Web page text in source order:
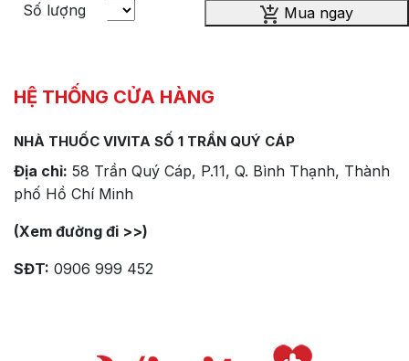
Số lượng
Mua ngay
HỆ THỐNG CỬA HÀNG
NHÀ THUỐC VIVITA SỐ 1 TRẦN QUÝ CÁP
Địa chỉ: 58 Trần Quý Cáp, P.11, Q. Bình Thạnh, Thành
phố Hồ Chí Minh
(Xem đường đi >>)
SĐT: 0906 999 452